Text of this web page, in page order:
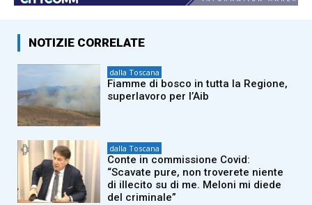
NOTIZIE CORRELATE
dalla Toscana
Fiamme di bosco in tutta la Regione,
superlavoro per l’Aib
dalla Toscana
Conte in commissione Covid:
“Scavate pure, non troverete niente
di illecito su di me. Meloni mi diede
del criminale”